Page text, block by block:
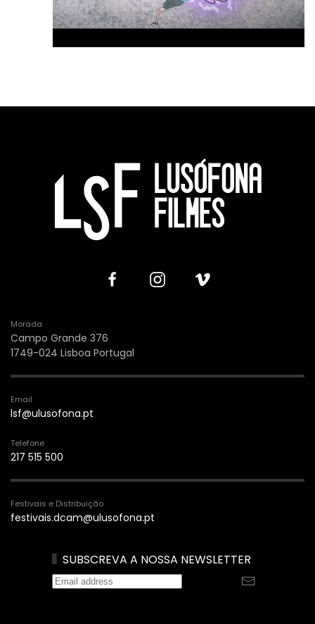
Morada
Campo Grande 376
1749-024 Lisboa Portugal
Email
lsf@ulusofona.pt
Telefone
217 515 500
Festivais e Distribuição
festivais.dcam@ulusofona.pt
SUBSCREVA A NOSSA NEWSLETTER